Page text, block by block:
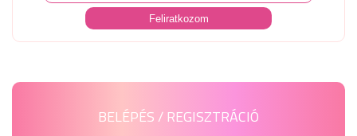
BELÉPÉS / REGISZTRÁCIÓ